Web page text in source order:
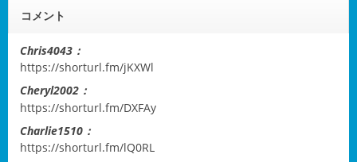
コメント
Chris4043：
https://shorturl.fm/jKXWl
Cheryl2002：
https://shorturl.fm/DXFAy
Charlie1510：
https://shorturl.fm/lQ0RL